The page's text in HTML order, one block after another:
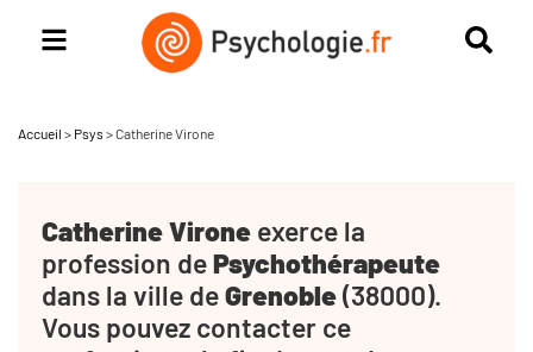
Accueil > Psys >Catherine Virone
Catherine Virone exerce la
profession dePsychothérapeute
dans la ville deGrenoble(38000).
Vous pouvez contacter ce